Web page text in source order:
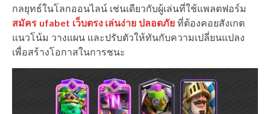
กลยุทธ์ในโลกออนไลน์ เช่นเดียวกับผู้เล่นที่ใช้แพลตฟอร์ม
สมัคร ufabet เว็บตรง เล่นง่าย ปลอดภัย ที่ต้องคอยสังเกต
แนวโน้ม วางแผน และปรับตัวให้ทันกับความเปลี่ยนแปลง
เพื่อสร้างโอกาสในการชนะ